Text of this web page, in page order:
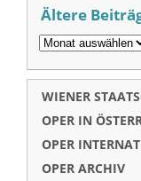
Ältere
WIENER
OPER IN
OPER
OPER ARCHIV